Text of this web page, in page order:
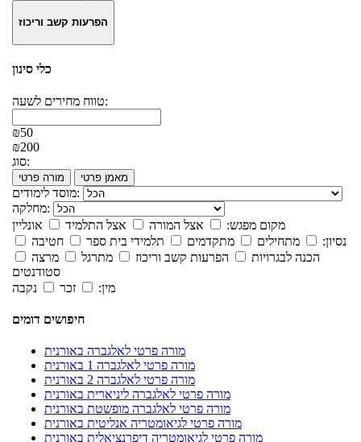
הפרעות קשב וריכוז
כלי סינון
טווח מחירים לשעה:
₪50
₪200
סוג:
מורה פרטי מאמן פרטי
מוסד לימודים:
מחלקה:
מקום מפגש:
אצל המורה אצל התלמיד
אונליין
נסיון:
מתחילים מתקדמים תלמידי בית ספר
חטיבה
הכנה לבגרויות
הפרעות קשב וריכוז מתרגל
מרצה
סטודנטים
מין:
זכר נקבה
חיפושים דומים
מורה פרטי לאלגברה באורנית
מורה פרטי לאלגברה 1 באורנית
מורה פרטי לאלגברה 2 באורנית
מורה פרטי לאלגברה ליניארית באורנית
מורה פרטי לאלגברה מופשטת באורנית
מורה פרטי לגיאומטריה אנליטית באורנית
מורה פרטי לגיאומטריה דיפרנציאלית באורנית